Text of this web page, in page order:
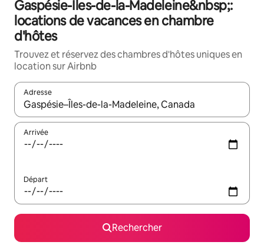
Gaspésie-Îles-de-la-Madeleine&nbsp;:
locations de vacances en chambre
d'hôtes
Trouvez et réservez des chambres d'hôtes uniques en
location sur Airbnb
Adresse
Lorsque les résultats s'affichent, utilisez les flèches vers le
Arrivée
Départ
Rechercher